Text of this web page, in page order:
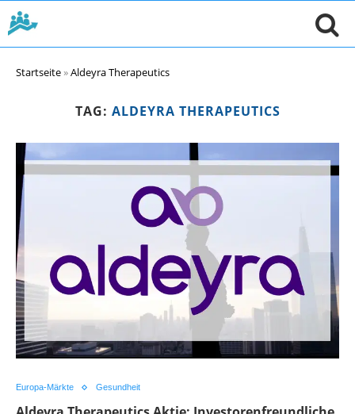
Startseite»Aldeyra Therapeutics
TAG: ALDEYRA THERAPEUTICS
Europa-Märkte Gesundheit